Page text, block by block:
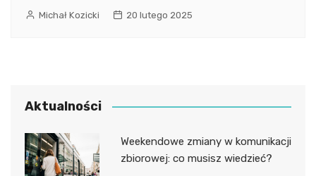
Michał Kozicki 20 lutego 2025
Aktualności
Weekendowe zmiany w komunikacji
zbiorowej: co musisz wiedzieć?